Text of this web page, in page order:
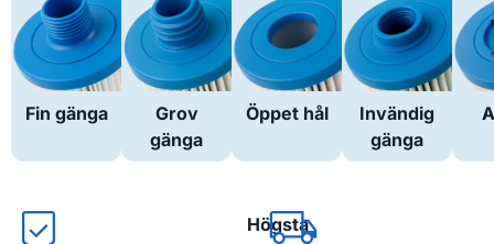
Fin gänga
Grov
gänga
Öppet hål
Invändig
gänga
Högsta